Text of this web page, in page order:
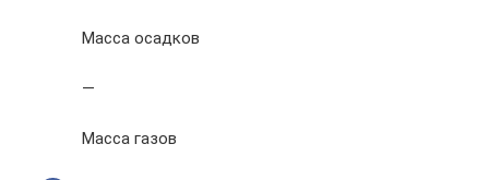
Масса осадков
—
Масса газов